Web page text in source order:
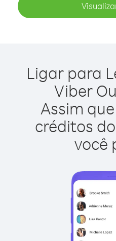
Ligar para
Viber
Assim
créditos
você